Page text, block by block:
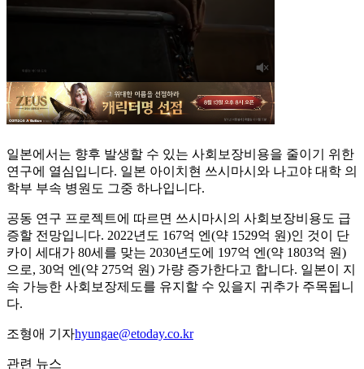
일본에서는 향후 발생할 수 있는 사회보장비용을 줄이기 위한
연구에 열심입니다. 일본 아이치현 쓰시마시와 나고야 대학 의
학부 부속 병원도 그중 하나입니다.
공동 연구 프로젝트에 따르면 쓰시마시의 사회보장비용도 급
증할 전망입니다. 2022년도 167억 엔(약 1529억 원)인 것이 단
카이 세대가 80세를 맞는 2030년도에 197억 엔(약 1803억 원)
으로, 30억 엔(약 275억 원) 가량 증가한다고 합니다. 일본이 지
속 가능한 사회보장제도를 유지할 수 있을지 귀추가 주목됩니
다.
조형애 기자hyungae@etoday.co.kr
관련 뉴스